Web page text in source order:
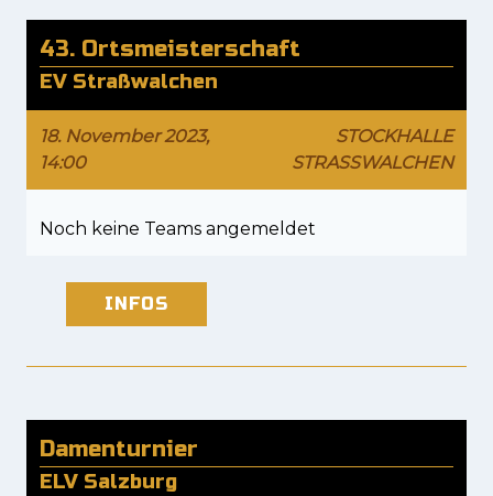
43. Ortsmeisterschaft
EV Straßwalchen
18. November 2023,
14:00
STOCKHALLE
STRASSWALCHEN
Noch keine Teams angemeldet
INFOS
Damenturnier
ELV Salzburg